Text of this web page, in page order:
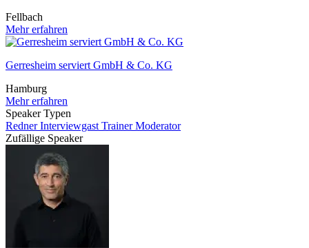
Fellbach
Mehr erfahren
Gerresheim serviert GmbH & Co. KG
Hamburg
Mehr erfahren
Speaker Typen
RednerInterviewgast TrainerModerator
Zufällige Speaker